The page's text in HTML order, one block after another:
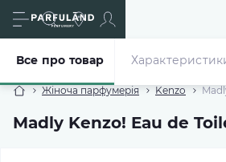
Жіноча парфумерія Kenzo
Madly Kenzo! Eau de
Все про товар